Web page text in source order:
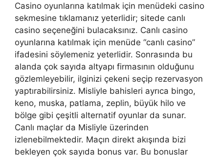
Casino oyunlarına katılmak için menüdeki casino
sekmesine tıklamanız yeterlidir; sitede canlı
casino seçeneğini bulacaksınız. Canlı casino
oyunlarına katılmak için menüde “canlı casino”
ifadesini söylemeniz yeterlidir. Sonrasında bu
alanda çok sayıda altyapı firmasının olduğunu
gözlemleyebilir, ilginizi çekeni seçip rezervasyon
yaptırabilirsiniz. Misliyle bahisleri ayrıca bingo,
keno, muska, patlama, zeplin, büyük hilo ve
bölge gibi çeşitli alternatif oyunlar da sunar.
Canlı maçlar da Misliyle üzerinden
izlenebilmektedir. Maçın direkt akışında bizi
bekleyen çok sayıda bonus var. Bu bonuslar